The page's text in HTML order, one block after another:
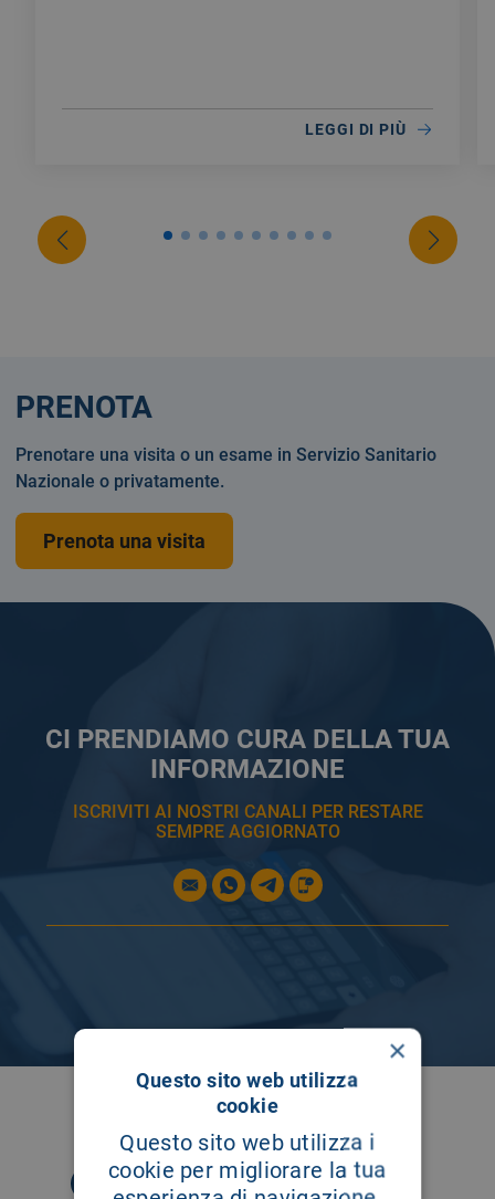
LEGGI DI PIÙ
CI PRENDIAMO CURA DELLA TUA
INFORMAZIONE
ISCRIVITI AI NOSTRI CANALI PER RESTARE
SEMPRE AGGIORNATO
PRENOTA
Prenotare una visita o un esame in Servizio Sanitario
Nazionale o privatamente.
Prenota una visita
SEGUICI SU
×
Questo sito web utilizza
cookie
Questo sito web utilizza i
cookie per migliorare la tua